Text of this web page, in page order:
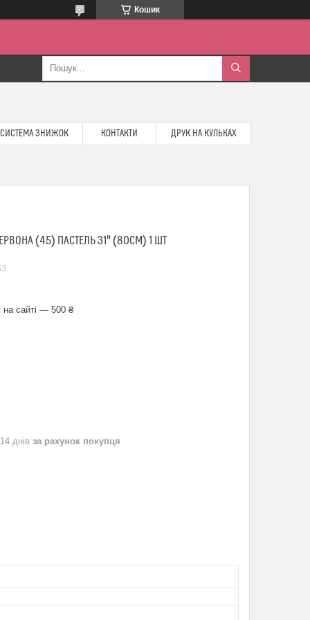
Кошик
СИСТЕМА ЗНИЖОК КОНТАКТИ ДРУК НА КУЛЬКАХ
(45) ПАСТЕЛЬ 31" (80СМ) 1 ШТ
на сайті — 500 ₴
днів за рахунок покупця